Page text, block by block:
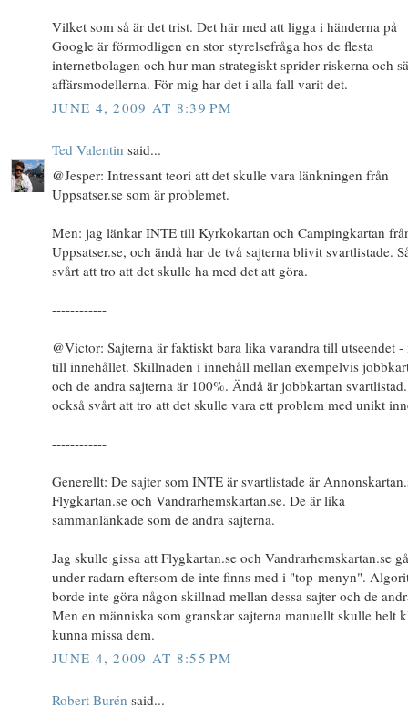
Vilket som så är det trist. Det här med att ligga i händerna på
Google är förmodligen en stor styrelsefråga hos de flesta
internetbolagen och hur man strategiskt sprider riskerna och
affärsmodellerna. För mig har det i alla fall varit det.
JUNE 4, 2009 AT 8:39 PM
Ted Valentin said...
@Jesper: Intressant teori att det skulle vara länkningen från
Uppsatser.se som är problemet.
Men: jag länkar INTE till Kyrkokartan och Campingkartan
Uppsatser.se, och ändå har de två sajterna blivit svartlistade.
svårt att tro att det skulle ha med det att göra.
------------
@Victor: Sajterna är faktiskt bara lika varandra till utseendet -
till innehållet. Skillnaden i innehåll mellan exempelvis
och de andra sajterna är 100%. Ändå är jobbkartan
också svårt att tro att det skulle vara ett problem med unikt
------------
Generellt: De sajter som INTE är svartlistade är
Flygkartan.se och Vandrarhemskartan.se. De är lika
sammanlänkade som de andra sajterna.
Jag skulle gissa att Flygkartan.se och Vandrarhemskartan.se
under radarn eftersom de inte finns med i "top-menyn".
borde inte göra någon skillnad mellan dessa sajter och de
Men en människa som granskar sajterna manuellt skulle helt
kunna missa dem.
JUNE 4, 2009 AT 8:55 PM
Robert Burén said...